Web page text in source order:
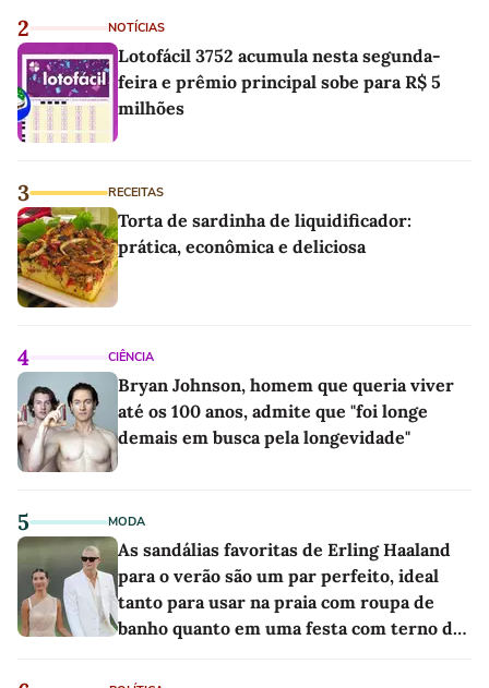
2 NOTÍCIAS
Lotofácil 3752 acumula nesta segunda-
feira e prêmio principal sobe para R$ 5
milhões
3 RECEITAS
Torta de sardinha de liquidificador:
prática, econômica e deliciosa
4 CIÊNCIA
Bryan Johnson, homem que queria viver
até os 100 anos, admite que "foi longe
demais em busca pela longevidade"
5 MODA
As sandálias favoritas de Erling Haaland
para o verão são um par perfeito, ideal
tanto para usar na praia com roupa de
banho quanto em uma festa com terno de